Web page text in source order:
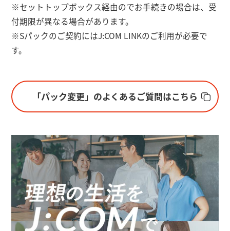
※セットトップボックス経由のでお手続きの場合は、受
付期限が異なる場合があります。
※Sパックのご契約にはJ:COM LINKのご利用が必要で
す。
「パック変更」のよくあるご質問はこちら